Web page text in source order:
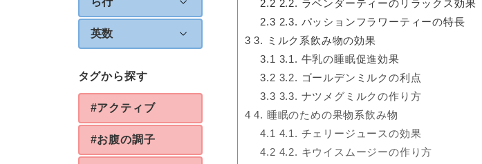
英数
タグから探す
#アクティブ
#お腹の調子
2.2 2.2. ラベンダーティーのリラックス効果
2.3 2.3. パッションフラワーティーの特長
3 3. ミルク系飲み物の効果
3.1 3.1. 牛乳の睡眠促進効果
3.2 3.2. ゴールデンミルクの利点
3.3 3.3. ナツメグミルクの作り方
4 4. 睡眠のための果物系飲み物
4.1 4.1. チェリージュースの効果
4.2 4.2. キウイスムージーの作り方